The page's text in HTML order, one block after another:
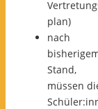
plan)
nach
Stand,
müssen